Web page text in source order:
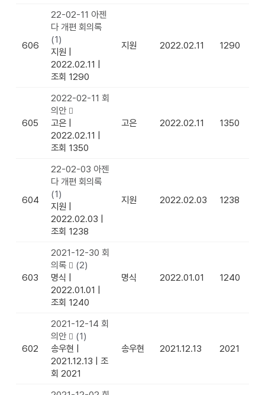
606
22-02-11 아젠
다 개편 회의록
(1)
지원
2022.02.11
조회 1290
지원 2022.02.11 1290
605
2022-02-11 회
의안
고은
2022.02.11
조회 1350
고은 2022.02.11 1350
604
22-02-03 아젠
다 개편 회의록
(1)
지원
2022.02.03
조회 1238
지원 2022.02.03 1238
603
2021-12-30 회
의록
(2)
명식
2022.01.01
조회 1240
명식 2022.01.01 1240
602
2021-12-14 회
의안
(1)
송우현
2021.12.13
조
회 2021
송우현 2021.12.13 2021